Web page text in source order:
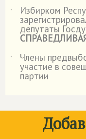
˙
Избирком
депутаты
˙
Члены
участие в
партии